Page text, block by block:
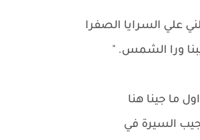
علي السرايا الصفرا
ورا الشمس. "
ما جينا هنا
السيرة في